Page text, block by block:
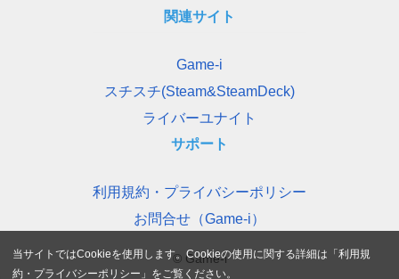
関連サイト
Game-i
スチスチ(Steam&SteamDeck)
ライバーユナイト
サポート
利用規約・プライバシーポリシー
お問合せ（Game-i）
© Game-i
当サイトではCookieを使用します。Cookieの使用に関する詳細は「利用規
約・プライバシーポリシー 」をご覧ください。